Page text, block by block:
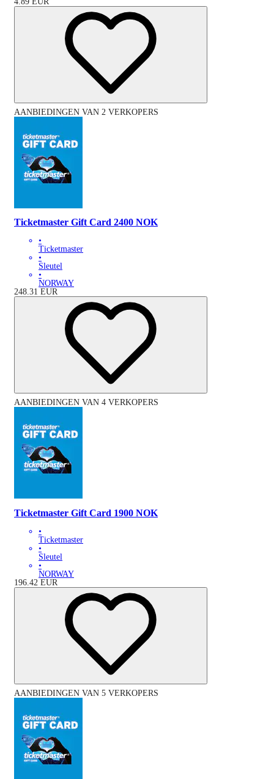
AANBIEDINGEN VAN 2 VERKOPERS
Ticketmaster Gift Card 2400 NOK
•
Ticketmaster
•
Sleutel
•
NORWAY
248.31 EUR
AANBIEDINGEN VAN 4 VERKOPERS
Ticketmaster Gift Card 1900 NOK
•
Ticketmaster
•
Sleutel
•
NORWAY
196.42 EUR
AANBIEDINGEN VAN 5 VERKOPERS